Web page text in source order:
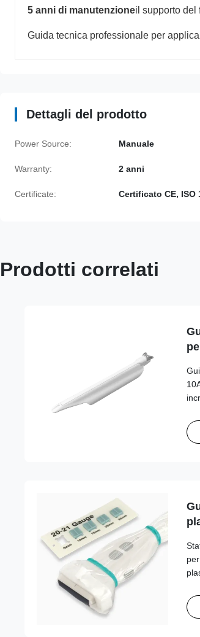
5 anni di manutenzioneil supporto del
Guida tecnica professionale per
Dettagli del prodotto
Power Source: Manuale
Warranty: 2 anni
Certificate: Certificato CE, ISO
Prodotti correlati